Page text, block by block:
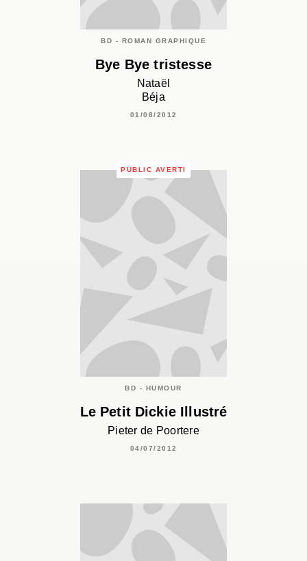
BD - ROMAN GRAPHIQUE
Bye Bye tristesse
Nataël
Béja
01/08/2012
PUBLIC AVERTI
BD - HUMOUR
Le Petit Dickie Illustré
Pieter de Poortere
04/07/2012